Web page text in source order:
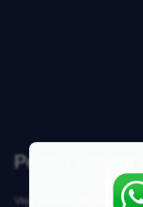
Posso vender
Veja respostas de